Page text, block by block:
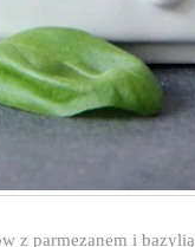
z parmezanem i bazylią